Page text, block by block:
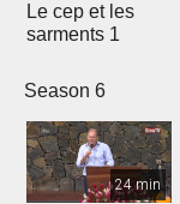
Le cep et les
sarments 1
Season 6
24 min